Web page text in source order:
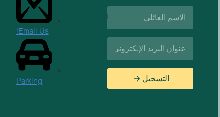
اسم
العائلة*
البريد
الإلكتروني*
التسجيل
الوظائف
Email Us!
Parking